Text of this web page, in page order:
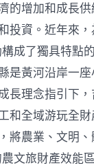
的增加和成長
投資。近年來
成了獨具特點
黃河沿岸一座
長理念指引下
和全域游玩全
將農業、文明
文旅財產效能